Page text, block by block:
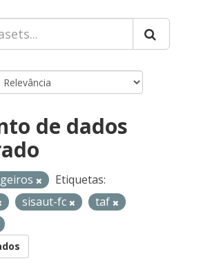
de dados
Etiquetas:
sisaut-fc
taf